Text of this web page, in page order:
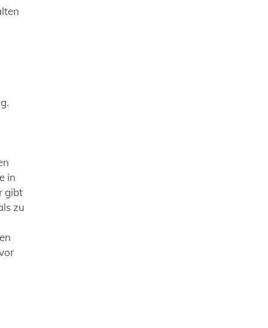
in
gibt
zu